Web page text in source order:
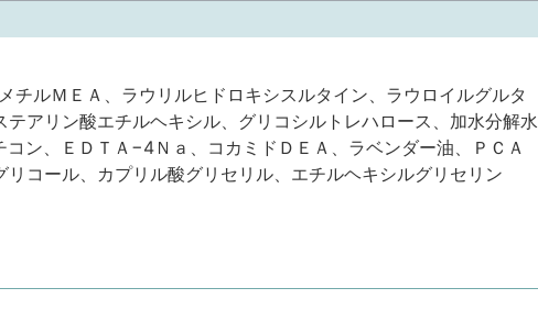
チルＭＥＡ、ラウリルヒドロキシスルタイン、ラウロイルグルタ
アリン酸エチルヘキシル、グリコシルトレハロース、加水分解水
ン、ＥＤＴＡ−4Ｎａ、コカミドＤＥＡ、ラベンダー油、ＰＣＡ
コール、カプリル酸グリセリル、エチルヘキシルグリセリン